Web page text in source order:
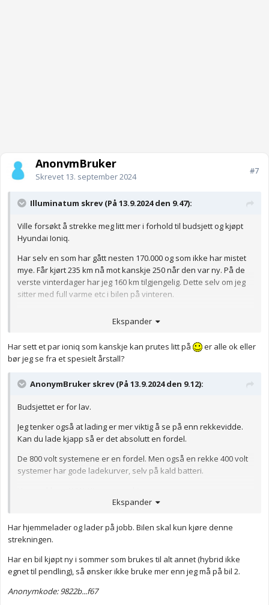
AnonymBruker
Skrevet 13. september 2024
#7
Illuminatum skrev (På 13.9.2024 den 9.47):
Ville forsøkt å strekke meg litt mer i forhold til budsjett og kjøpt
Hyundai Ioniq.
Har selv en som har gått nesten 170.000 og som ikke har mistet
mye. Får kjørt 235 km nå mot kanskje 250 når den var ny. På de
verste vinterdager har jeg 160 km tilgjengelig. Dette selv om jeg
sitter med full varme etc i bilen på vinteren.
Ekspander
Har sett et par ioniq som kanskje kan prutes litt på
er alle ok eller
bør jeg se fra et spesielt årstall?
AnonymBruker skrev (På 13.9.2024 den 9.12):
Budsjettet er for lav.
Jeg tenker også at lading er mer viktig å se på enn rekkevidde.
Kan du lade kjapp så er det absolutt en fordel.
De 800 volt systemene er en fordel. Men også en rekke 400 volt
systemer har gode ladekurver, selv på kald batteri.
Ekspander
Har hjemmelader og lader på jobb. Bilen skal kun kjøre denne
strekningen.
Har en bil kjøpt ny i sommer som brukes til alt annet (hybrid ikke
egnet til pendling), så ønsker ikke bruke mer enn jeg må på bil 2.
Anonymkode: 9822b...f67